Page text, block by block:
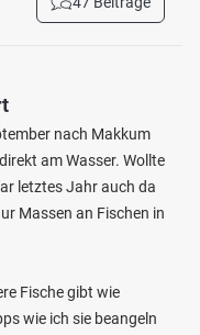
nach Makkum
am Wasser. Wollte
letztes Jahr auch da
Massen an Fischen in
Fische gibt wie
wie ich sie beangeln